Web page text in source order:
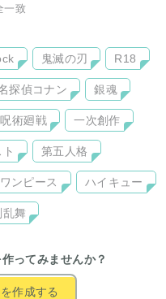
一致
鬼滅の刃 R18
探偵コナン 銀魂
呪術廻戦 一次創作
第五人格
ワンピース ハイキュー
乱舞
ってみませんか？
作成する